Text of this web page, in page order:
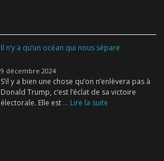
Il n’y a qu’un océan qui nous sépare
9 décembre 2024
S’il y a bien une chose qu’on n’enlèvera pas à
Donald Trump, c’est l’éclat de sa victoire
électorale. Elle est ... Lire la suite